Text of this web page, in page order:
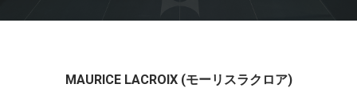
MAURICE LACROIX (モーリスラクロア)